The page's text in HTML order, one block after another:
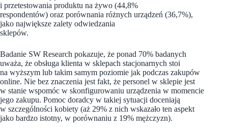
i przetestowania produktu na żywo (44,8%
respondentów) oraz porównania różnych urządzeń (36,7%),
jako największe zalety odwiedzania
sklepów.
Badanie SW Research pokazuje, że ponad 70% badanych
uważa, że obsługa klienta w sklepach stacjonarnych stoi
na wyższym lub takim samym poziomie jak podczas zakupów
online. Nie bez znaczenia jest fakt, że personel w sklepie jest
w stanie wspomóc w skonfigurowaniu urządzenia w momencie
jego zakupu. Pomoc doradcy w takiej sytuacji doceniają
w szczególności kobiety (aż 29% z nich wskazało ten aspekt
jako bardzo istotny, w porównaniu z 19% mężczyzn).